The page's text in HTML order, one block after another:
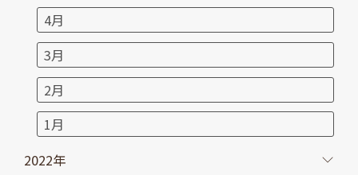
4月
3月
2月
1月
2022年